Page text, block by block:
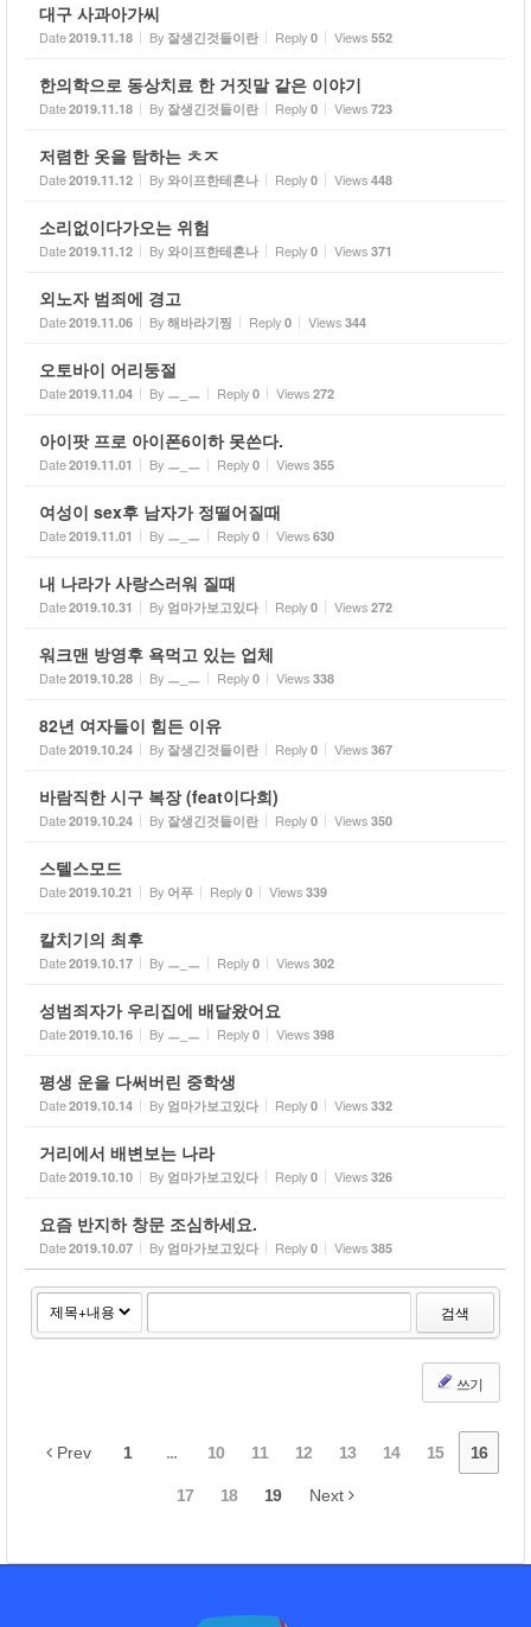
대구 사과아가씨
Date2019.11.18 By 잘생긴것들이란 Reply 0 Views 552
한의학으로 동상치료 한 거짓말 같은 이야기
Date2019.11.18 By 잘생긴것들이란 Reply 0 Views 723
저렴한 옷을 탐하는 ㅊㅈ
Date2019.11.12 By 와이프한테혼나 Reply 0 Views 448
소리없이다가오는 위험
Date2019.11.12 By 와이프한테혼나 Reply 0 Views 371
외노자 범죄에 경고
Date2019.11.06 By 해바라기찡 Reply 0 Views 344
오토바이 어리둥절
Date2019.11.04 By ㅡ_ㅡ Reply 0 Views 272
아이팟 프로 아이폰6이하 못쓴다.
Date2019.11.01 By ㅡ_ㅡ Reply 0 Views 355
여성이 sex후 남자가 정떨어질때
Date2019.11.01 By ㅡ_ㅡ Reply 0 Views 630
내 나라가 사랑스러워 질때
Date2019.10.31 By 엄마가보고있다 Reply 0 Views 272
워크맨 방영후 욕먹고 있는 업체
Date2019.10.28 By ㅡ_ㅡ Reply 0 Views 338
82년 여자들이 힘든 이유
Date2019.10.24 By 잘생긴것들이란 Reply 0 Views 367
바람직한 시구 복장 (feat이다희)
Date2019.10.24 By 잘생긴것들이란 Reply 0 Views 350
스텔스모드
Date2019.10.21 By 어푸 Reply 0 Views 339
칼치기의 최후
Date2019.10.17 By ㅡ_ㅡ Reply 0 Views 302
성범죄자가 우리집에 배달왔어요
Date2019.10.16 By ㅡ_ㅡ Reply 0 Views 398
평생 운을 다써버린 중학생
Date2019.10.14 By 엄마가보고있다 Reply 0 Views 332
거리에서 배변보는 나라
Date2019.10.10 By 엄마가보고있다 Reply 0 Views 326
요즘 반지하 창문 조심하세요.
Date2019.10.07 By 엄마가보고있다 Reply 0 Views 385
검색
쓰기
Prev 1 ... 10 11 12 13 14 15 16
17 18 19 Next